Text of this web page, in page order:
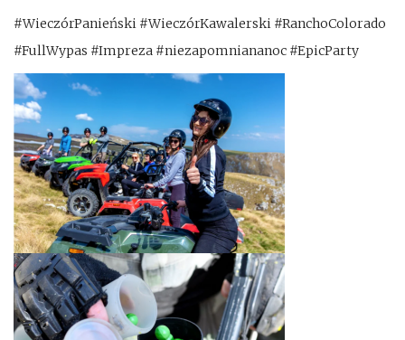
#WieczórPanieński #WieczórKawalerski #RanchoColorado
#FullWypas #Impreza #niezapomniananoc #EpicParty